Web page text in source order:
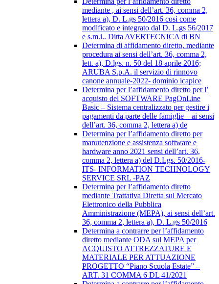
mediante , ai sensi dell’art. 36, comma 2,
lettera a), D. L.gs 50/2016 così come
modificato e integrato dal D. L.gs 56/2017
e s.m.i.. Ditta AVERTECNICA di BN
Determina di affidamento diretto, mediante
procedura ai sensi dell’art. 36, comma 2,
lett. a), D.lgs. n. 50 del 18 aprile 2016;
ARUBA S.p.A. il servizio di rinnovo
canone annuale-2022- dominio icapice
Determina per l’affidamento diretto per l’
acquisto del SOFTWARE PagOnLine
Basic – Sistema centralizzato per gestire i
pagamenti da parte delle famiglie – ai sensi
dell’art. 36, comma 2, lettera a) de
Determina per l’affidamento diretto per
manutenzione e assistenza software e
hardware anno 2021 sensi dell’art. 36,
comma 2, lettera a) del D.Lgs. 50/2016-
ITS- INFORMATION TECHNOLOGY
SERVICE SRL -PAZ
Determina per l’affidamento diretto
mediante Trattativa Diretta sul Mercato
Elettronico della Pubblica
Amministrazione (MEPA), ai sensi dell’art.
36, comma 2, lettera a), D. L.gs 50/2016
Determina a contrarre per l’affidamento
diretto mediante ODA sul MEPA per
ACQUISTO ATTREZZATURE E
MATERIALE PER ATTUAZIONE
PROGETTO “Piano Scuola Estate” –
ART. 31 COMMA 6 DL 41/2021